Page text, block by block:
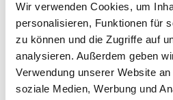
Wir verwenden Cookies, um
personalisieren, Funktionen für
zu können und die Zugriffe auf
analysieren. Außerdem geben
Verwendung unserer Website
soziale Medien, Werbung und
Glanzgrad
Gebinde